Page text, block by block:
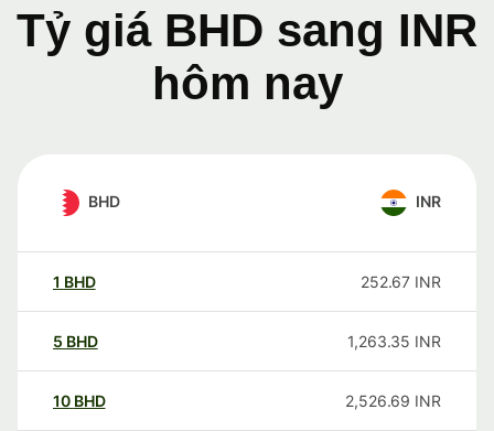
Tỷ giá BHD sang INR
hôm nay
BHD INR
1 BHD 252.67 INR
5 BHD 1,263.35 INR
10 BHD 2,526.69 INR